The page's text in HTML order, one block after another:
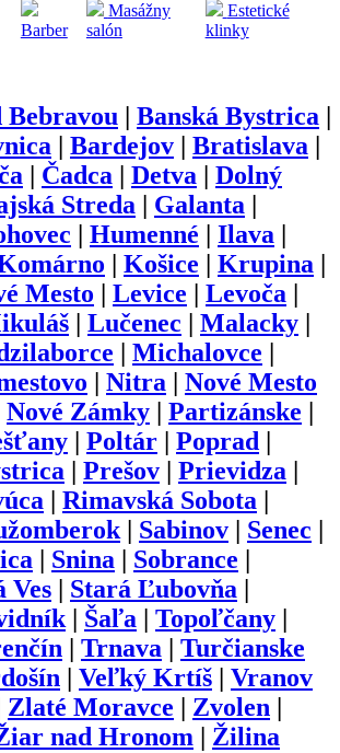
Barber
Masážny
salón
Estetické
klinky
Bebravou Banská Bystrica
Bardejov Bratislava
Čadca Detva
Dolný
Streda Galanta
Humenné Ilava
Košice Krupina
Mesto
Levice Levoča
Lučenec Malacky
Michalovce
Nitra
Nové Mesto
Nové Zámky Partizánske
Poltár Poprad
Prešov Prievidza
Rimavská Sobota
| Sabinov Senec
Snina Sobrance
Ves
Stará Ľubovňa
| Šaľa Topoľčany
Trnava
Turčianske
Veľký Krtíš
Vranov
Zlaté Moravce Zvolen
nad Hronom Žilina